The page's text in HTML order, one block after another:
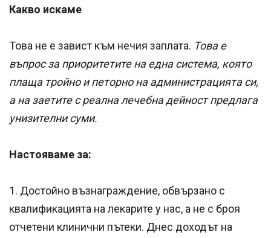
Какво искаме
Това не е завист към нечия заплата. Това е
въпрос за приоритетите на една система, която
плаща тройно и петорно на администрацията си,
а на заетите с реална лечебна дейност предлага
унизителни суми.
Настояваме за:
1. Достойно възнаграждение, обвързано с
квалификацията на лекарите у нас, а не с броя
отчетени клинични пътеки. Днес доходът на